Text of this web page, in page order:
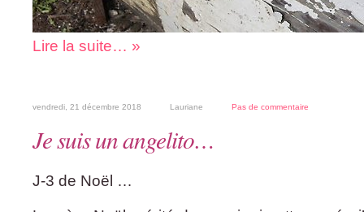
Lire la suite… »
vendredi, 21 décembre 2018 Lauriane Pas de commentaire
Je suis un angelito…
J-3 de Noël …